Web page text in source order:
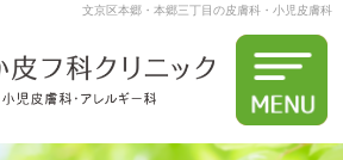
文京区本郷・本郷三丁目の皮膚科・小児皮膚科